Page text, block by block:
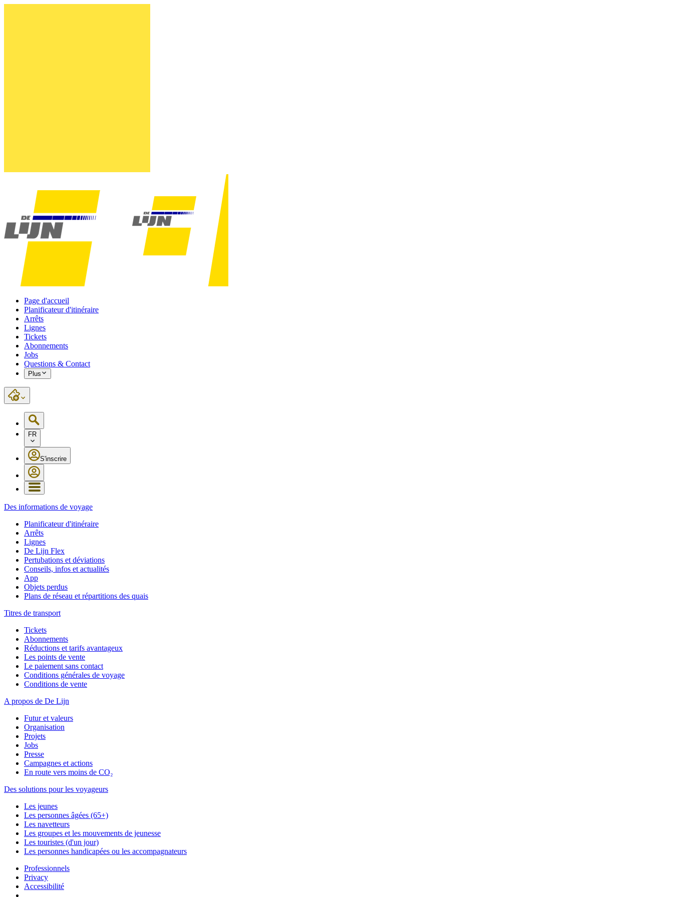
Page d'accueil
Planificateur d'itinéraire
Arrêts
Lignes
Tickets
Abonnements
Jobs
Questions & Contact
Plus
FR
S'inscrire
Des informations de voyage
Planificateur d'itinéraire
Arrêts
Lignes
De Lijn Flex
Pertubations et déviations
Conseils, infos et actualités
App
Objets perdus
Plans de réseau et répartitions des quais
Titres de transport
Tickets
Abonnements
Réductions et tarifs avantageux
Les points de vente
Le paiement sans contact
Conditions générales de voyage
Conditions de vente
A propos de De Lijn
Futur et valeurs
Organisation
Projets
Jobs
Presse
Campagnes et actions
En route vers moins de CO₂
Des solutions pour les voyageurs
Les jeunes
Les personnes âgées (65+)
Les navetteurs
Les groupes et les mouvements de jeunesse
Les touristes (d'un jour)
Les personnes handicapées ou les accompagnateurs
Professionnels
Privacy
Accessibilité